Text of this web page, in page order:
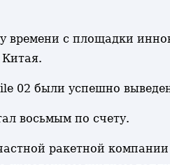
времени с площадки
02 были успешно
восьмым по счету.
ракетной